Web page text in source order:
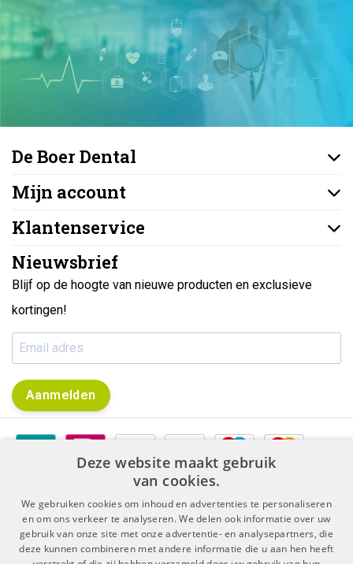
De Boer Dental
Mijn account
Klantenservice
Nieuwsbrief
Blijf op de hoogte van nieuwe producten en exclusieve
kortingen!
Aanmelden
Algemene voorwaarden | Disclaimer & Privacy Protocol |
Sitemap | RSS Feed
Deze website maakt gebruik
van cookies.
We gebruiken cookies om inhoud en advertenties te personaliseren
en om ons verkeer te analyseren. We delen ook informatie over uw
gebruik van onze site met onze advertentie- en analysepartners, die
deze kunnen combineren met andere informatie die u aan hen heeft